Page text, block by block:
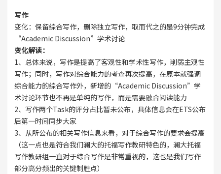
写作
变化：保留综合写作，删除独立写作，取而代之的是9分钟完成
“Academic Discussion”学术讨论
变化解读：
1、总体来说，写作是提高了客观性和学术性写作，削弱主观性
写作；同时，写作对综合能力的考查再次提高，在原本就强调
综合能力的综合写作外，新增的“Academic Discussion”学
术讨论环节也不再是单纯的写作，而是需要融合阅读能力
2、写作两个Task的评分占比暂未公布，具体信息会在ETS公布
后第一时间同步大家
3、从所公布的相关写作信息来看，对于综合写作的要求会提高
（这一点也是符合我们澜大的托福写作教研特色的，澜大托福
写作教研组一直对于综合写作是非常重视的，这也是我们写作
部分高分频出的关键制胜点）